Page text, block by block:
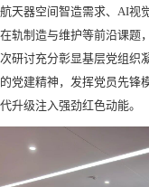
天器空间智造需求、AI视
轨制造与维护等前沿课题
研讨充分彰显基层党组织
党建精神，发挥党员先锋
升级注入强劲红色动能。